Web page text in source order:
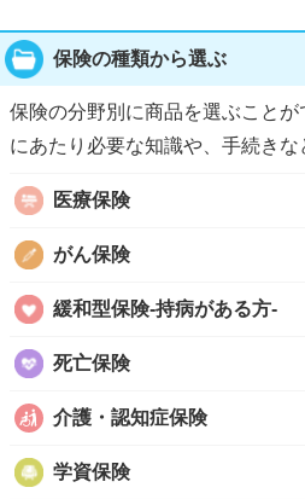
保険の種類から選ぶ
保険の分野別に商品を選ぶこと
にあたり必要な知識や、手続きな
医療保険
がん保険
緩和型保険-持病がある方-
死亡保険
介護・認知症保険
学資保険